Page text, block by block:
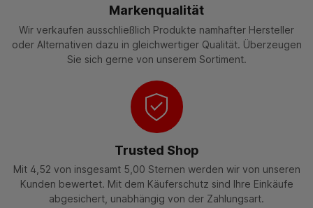
Markenqualität
Wir verkaufen ausschließlich Produkte namhafter Hersteller
oder Alternativen dazu in gleichwertiger Qualität. Überzeugen
Sie sich gerne von unserem Sortiment.
Trusted Shop
Mit 4,52 von insgesamt 5,00 Sternen werden wir von unseren
Kunden bewertet. Mit dem Käuferschutz sind Ihre Einkäufe
abgesichert, unabhängig von der Zahlungsart.